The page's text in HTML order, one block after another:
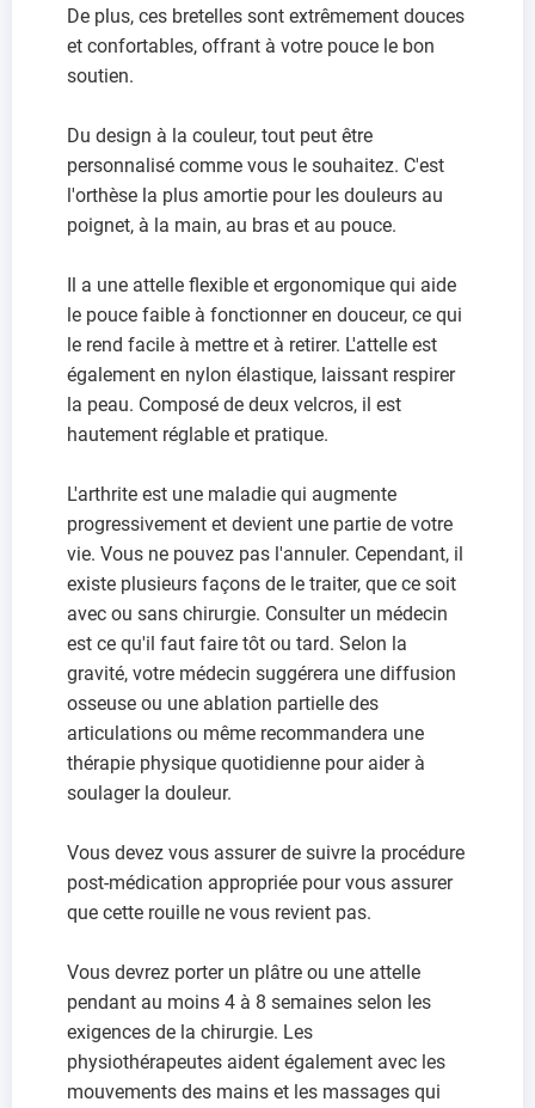
De plus, ces bretelles sont extrêmement douces
et confortables, offrant à votre pouce le bon
soutien.
Du design à la couleur, tout peut être
personnalisé comme vous le souhaitez. C'est
l'orthèse la plus amortie pour les douleurs au
poignet, à la main, au bras et au pouce.
Il a une attelle flexible et ergonomique qui aide
le pouce faible à fonctionner en douceur, ce qui
le rend facile à mettre et à retirer. L'attelle est
également en nylon élastique, laissant respirer
la peau. Composé de deux velcros, il est
hautement réglable et pratique.
L'arthrite est une maladie qui augmente
progressivement et devient une partie de votre
vie. Vous ne pouvez pas l'annuler. Cependant, il
existe plusieurs façons de le traiter, que ce soit
avec ou sans chirurgie. Consulter un médecin
est ce qu'il faut faire tôt ou tard. Selon la
gravité, votre médecin suggérera une diffusion
osseuse ou une ablation partielle des
articulations ou même recommandera une
thérapie physique quotidienne pour aider à
soulager la douleur.
Vous devez vous assurer de suivre la procédure
post-médication appropriée pour vous assurer
que cette rouille ne vous revient pas.
Vous devrez porter un plâtre ou une attelle
pendant au moins 4 à 8 semaines selon les
exigences de la chirurgie. Les
physiothérapeutes aident également avec les
mouvements des mains et les massages qui